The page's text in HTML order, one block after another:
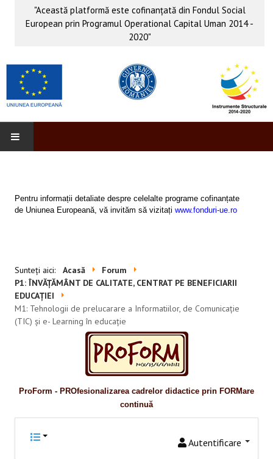
"Această platformă este cofinanţată din Fondul Social
European prin Programul Operational Capital Uman 2014 -
2020"
INFO & PUB
Promovare
RESURSE EDUCAŢIONALE
Pentru educaţie incluzivă
Pentru management instituțional
Pentru capacitate instituţională
Pentru informații detaliate despre celelalte programe cofinanțate
de Uniunea Europeană, vă invităm să vizitați www.fonduri-ue.ro
Sunteți aici: Acasă
Forum
P1: ÎNVĂȚĂMÂNT DE CALITATE, CENTRAT PE BENEFICIARII
EDUCAȚIEI
M1: Tehnologii de prelucarare a Informatiilor, de Comunicație
(TIC) și e- Learning în educație
ProForm - PROfesionalizarea cadrelor didactice prin FORMare
continuă
Autentificare